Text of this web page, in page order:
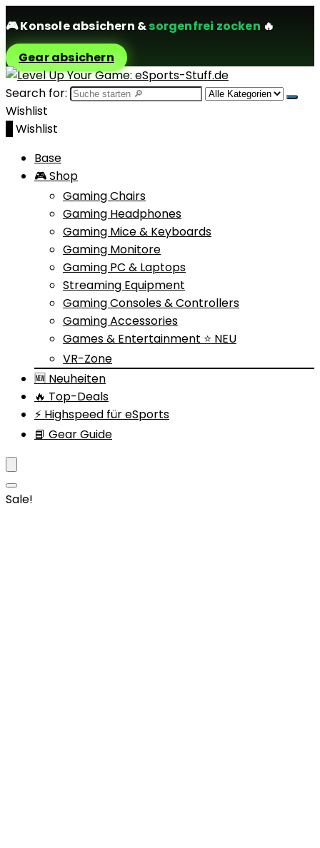
🎮Konsole absichern &sorgenfrei zocken 🔥
Gear absichern
Search for:
Wishlist
Wishlist
Base
🎮 Shop
Gaming Chairs
Gaming Headphones
Gaming Mice & Keyboards
Gaming Monitore
Gaming PC & Laptops
Streaming Equipment
Gaming Consoles & Controllers
Gaming Accessories
Games & Entertainment ⭐ NEU
VR-Zone
🆕 Neuheiten
🔥 Top-Deals
⚡ Highspeed für eSports
📘 Gear Guide
Sale!